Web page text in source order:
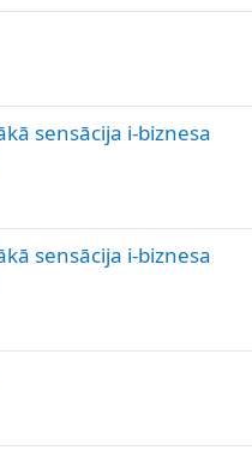
sensācija i-biznesa
sensācija i-biznesa